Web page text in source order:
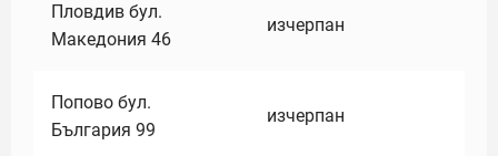
Пловдив бул.
Македония 46
изчерпан
Попово бул.
България 99
изчерпан